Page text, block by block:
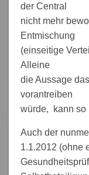
der Central
nicht mehr
Entmischung
(einseitige
Alleine
die Aussage
vorantreiben
würde, kann so
Auch der
1.1.2012 (ohne